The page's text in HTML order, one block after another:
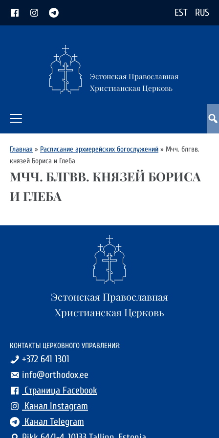
EST RUS
Эстонская Православная
Христианская Церковь
Главная » Расписание архиерейских богослужений » Мчч. блгвв.
князей Бориса и Глеба
МЧЧ. БЛГВВ. КНЯЗЕЙ БОРИСА
И ГЛЕБА
Эстонская Православная
Христианская Церковь
КОНТАКТЫ ЦЕРКОВНОГО УПРАВЛЕНИЯ:
+372 641 1301
info@orthodox.ee
Страница Facebook
Канал Instagram
Канал Telegram